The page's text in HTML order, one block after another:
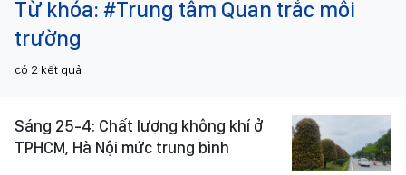
Từ khóa: #Trung tâm Quan trắc môi
trường
có 2 kết quả
Sáng 25-4: Chất lượng không khí ở
TPHCM, Hà Nội mức trung bình